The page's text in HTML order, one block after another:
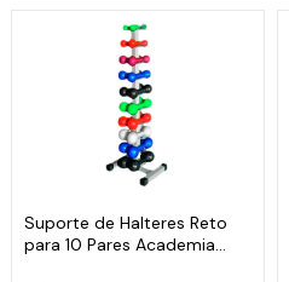
Suporte de Halteres Reto
para 10 Pares Academia